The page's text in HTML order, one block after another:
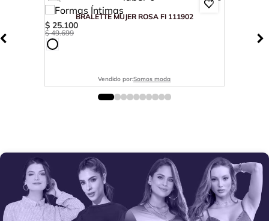
BRALETTE MUJER ROSA FI 111902
$ 25.100
$ 49.699
Vendido por:Somos moda